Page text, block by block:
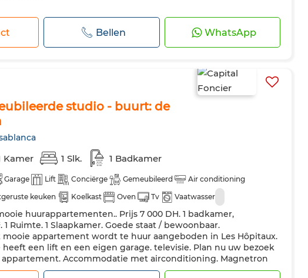
Bellen WhatsApp
studio - buurt: de
Kamer 1 Slk. 1 Badkamer
Garage Lift Conciërge Gemeubileerd
Air conditioning
keuken Koelkast Oven Tv Vaatwasser
huurappartementen.. Prijs 7 000 DH. 1 badkamer,
Ruimte. 1 Slaapkamer. Goede staat / bewoonbaar.
appartement wordt te huur aangeboden in Les Hôpitaux.
een lift en een eigen garage. televisie. Plan nu uw bezoek
Accommodatie met airconditioning. Magnetron